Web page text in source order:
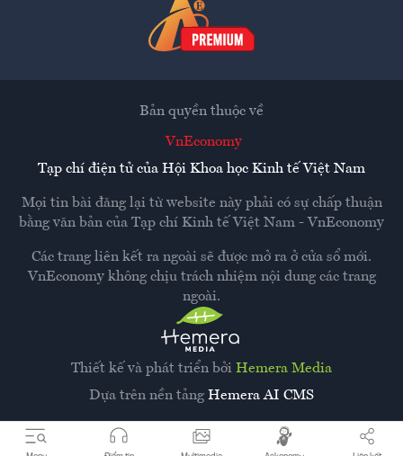
Thiết kế và phát triển bởi Hemera Media
Dựa trên nền tảng Hemera AI CMS
Bản quyền thuộc về
VnEconomy
Tạp chí điện tử của Hội Khoa học Kinh tế Việt Nam
Mọi tin bài đăng lại từ website này phải có sự chấp thuận
bằng văn bản của Tạp chí Kinh tế Việt Nam - VnEconomy
Các trang liên kết ra ngoài sẽ được mở ra ở cửa sổ mới.
VnEconomy không chịu trách nhiệm nội dung các trang
ngoài.